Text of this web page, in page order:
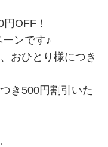
OFF！
ンです♪
おひとり様につき
き500円割引いた